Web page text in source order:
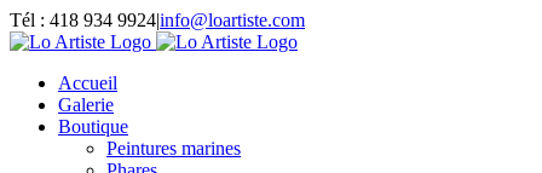
Passer
au
Tél : 418 934 9924|info@loartiste.com
Facebook
Instagram
Email
Pinterest
YouTube
Accueil
Galerie
Boutique
Peintures marines